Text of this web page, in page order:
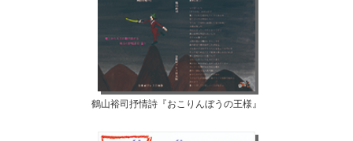
鶴山裕司抒情詩『おこりんぼうの王様』